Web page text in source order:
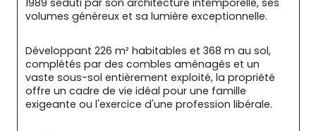
volumes généreux et sa lumière exceptionnelle.
Développant 226 m² habitables et 368 m au sol,
complétés par des combles aménagés et un
vaste sous-sol entièrement exploité, la propriété
offre un cadre de vie idéal pour une famille
exigeante ou l'exercice d'une profession libérale.